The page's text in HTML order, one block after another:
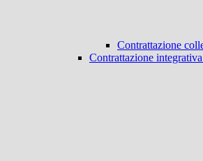
Contrattazione
Contrattazione integrativa